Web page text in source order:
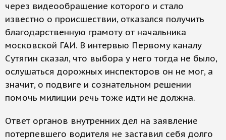
через видеообращение которого и стало
известно о происшествии, отказался получить
благодарственную грамоту от начальника
московской ГАИ. В интервью Первому каналу
Сутягин сказал, что выбора у него тогда не было,
ослушаться дорожных инспекторов он не мог, а
значит, о подвиге и сознательном решении
помочь милиции речь тоже идти не должна.
Ответ органов внутренних дел на заявление
потерпевшего водителя не заставил себя долго